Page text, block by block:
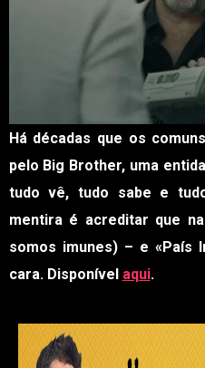
Há décadas que os comuns mortais são assombrados
pelo Big Brother, uma
tudo vê, tudo sabe e
mentira é acreditar que
somos imunes) – e «País
cara. Disponível aqui.